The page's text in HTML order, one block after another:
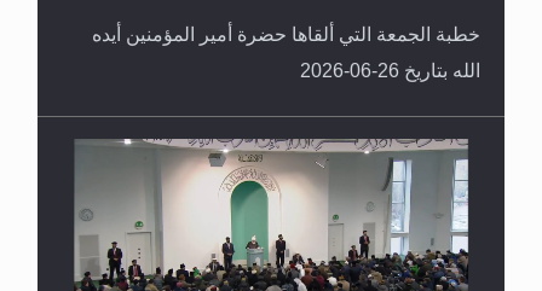
خطبة الجمعة التي ألقاها حضرة أمير المؤمنين أيده
الله بتاريخ 26-06-2026